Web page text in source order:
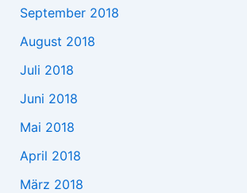
September 2018
August 2018
Juli 2018
Juni 2018
Mai 2018
April 2018
März 2018